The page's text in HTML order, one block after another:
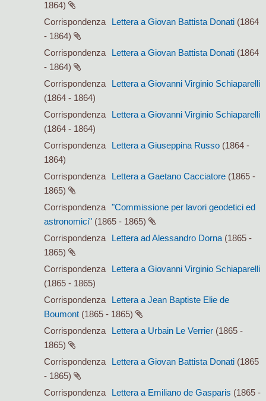
1864)
Corrispondenza
Lettera a Giovan Battista Donati (1864
- 1864)
Corrispondenza
Lettera a Giovan Battista Donati (1864
- 1864)
Corrispondenza
Lettera a Giovanni Virginio Schiaparelli
(1864 - 1864)
Corrispondenza
Lettera a Giovanni Virginio Schiaparelli
(1864 - 1864)
Corrispondenza
Lettera a Giuseppina Russo (1864 -
1864)
Corrispondenza
Lettera a Gaetano Cacciatore (1865 -
1865)
Corrispondenza
"Commissione per lavori geodetici ed
astronomici" (1865 - 1865)
Corrispondenza
Lettera ad Alessandro Dorna (1865 -
1865)
Corrispondenza
Lettera a Giovanni Virginio Schiaparelli
(1865 - 1865)
Corrispondenza
Lettera a Jean Baptiste Elie de
Boumont (1865 - 1865)
Corrispondenza
Lettera a Urbain Le Verrier (1865 -
1865)
Corrispondenza
Lettera a Giovan Battista Donati (1865
- 1865)
Corrispondenza
Lettera a Emiliano de Gasparis (1865 -